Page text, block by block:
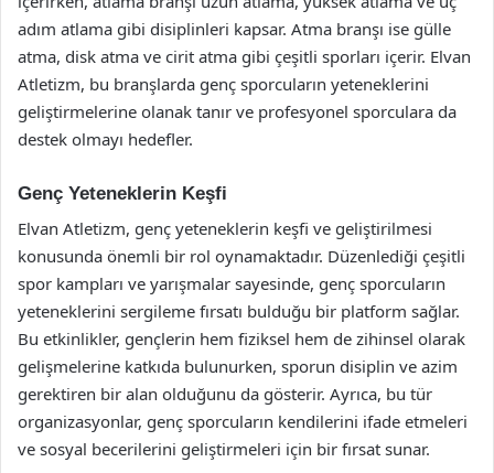
adım atlama gibi disiplinleri kapsar. Atma branşı ise gülle
atma, disk atma ve cirit atma gibi çeşitli sporları içerir. Elvan
Atletizm, bu branşlarda genç sporcuların yeteneklerini
geliştirmelerine olanak tanır ve profesyonel sporculara da
destek olmayı hedefler.
Genç Yeteneklerin Keşfi
Elvan Atletizm, genç yeteneklerin keşfi ve geliştirilmesi
konusunda önemli bir rol oynamaktadır. Düzenlediği çeşitli
spor kampları ve yarışmalar sayesinde, genç sporcuların
yeteneklerini sergileme fırsatı bulduğu bir platform sağlar.
Bu etkinlikler, gençlerin hem fiziksel hem de zihinsel olarak
gelişmelerine katkıda bulunurken, sporun disiplin ve azim
gerektiren bir alan olduğunu da gösterir. Ayrıca, bu tür
organizasyonlar, genç sporcuların kendilerini ifade etmeleri
ve sosyal becerilerini geliştirmeleri için bir fırsat sunar.